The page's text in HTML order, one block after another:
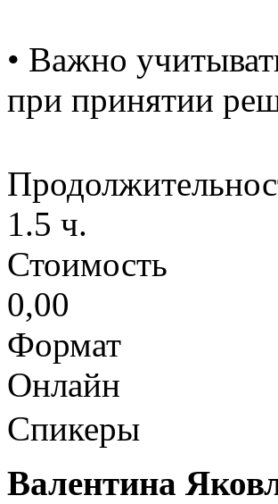
• Важно
при принятии
1.5 ч.
Стоимость
0,00
Формат
Онлайн
Спикеры
Валентина